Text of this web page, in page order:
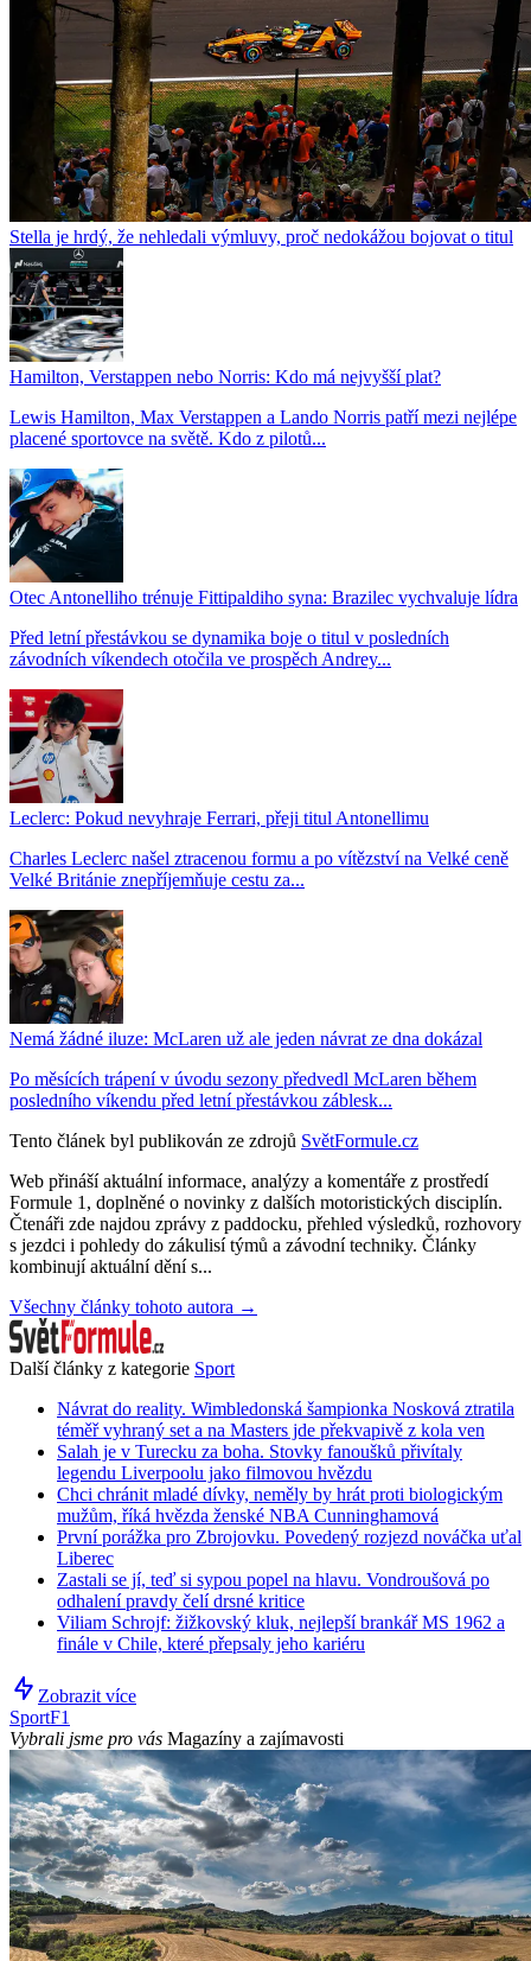
Stella je hrdý, že nehledali výmluvy, proč nedokážou bojovat o titul
Hamilton, Verstappen nebo Norris: Kdo má nejvyšší plat?
Lewis Hamilton, Max Verstappen a Lando Norris patří mezi nejlépe
placené sportovce na světě. Kdo z pilotů...
Otec Antonelliho trénuje Fittipaldiho syna: Brazilec vychvaluje lídra
Před letní přestávkou se dynamika boje o titul v posledních
závodních víkendech otočila ve prospěch Andrey...
Leclerc: Pokud nevyhraje Ferrari, přeji titul Antonellimu
Charles Leclerc našel ztracenou formu a po vítězství na Velké ceně
Velké Británie znepříjemňuje cestu za...
Nemá žádné iluze: McLaren už ale jeden návrat ze dna dokázal
Po měsících trápení v úvodu sezony předvedl McLaren během
posledního víkendu před letní přestávkou záblesk...
Tento článek byl publikován ze zdrojů SvětFormule.cz
Web přináší aktuální informace, analýzy a komentáře z prostředí
Formule 1, doplněné o novinky z dalších motoristických disciplín.
Čtenáři zde najdou zprávy z paddocku, přehled výsledků, rozhovory
s jezdci i pohledy do zákulisí týmů a závodní techniky. Články
kombinují aktuální dění s...
Všechny články tohoto autora →
Další články z kategorie Sport
Návrat do reality. Wimbledonská šampionka Nosková ztratila
téměř vyhraný set a na Masters jde překvapivě z kola ven
Salah je v Turecku za boha. Stovky fanoušků přivítaly
legendu Liverpoolu jako filmovou hvězdu
Chci chránit mladé dívky, neměly by hrát proti biologickým
mužům, říká hvězda ženské NBA Cunninghamová
První porážka pro Zbrojovku. Povedený rozjezd nováčka uťal
Liberec
Zastali se jí, teď si sypou popel na hlavu. Vondroušová po
odhalení pravdy čelí drsné kritice
Viliam Schrojf: žižkovský kluk, nejlepší brankář MS 1962 a
finále v Chile, které přepsaly jeho kariéru
Zobrazit více
SportF1
Vybrali jsme pro vás Magazíny a zajímavosti